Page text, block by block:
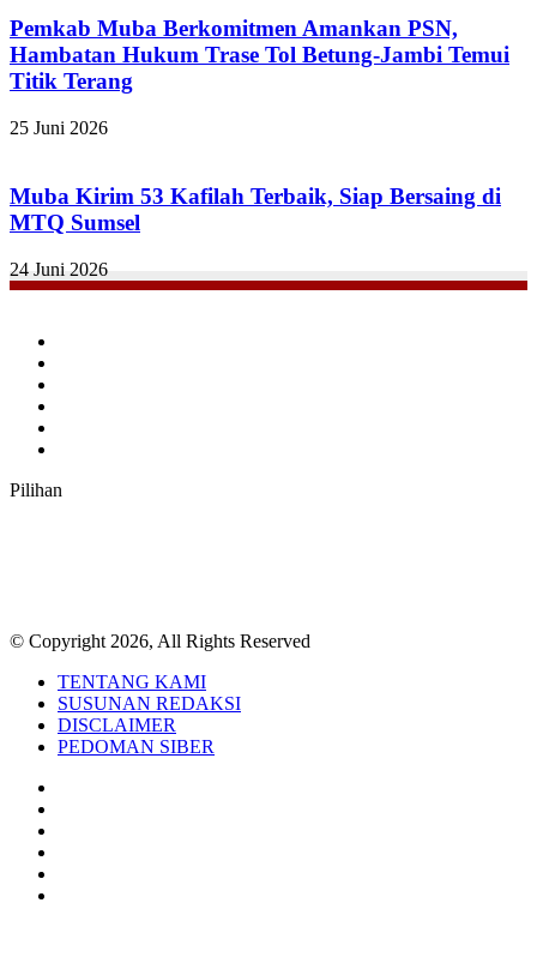
Pemkab Muba Berkomitmen Amankan PSN,
Hambatan Hukum Trase Tol Betung-Jambi Temui
Titik Terang
25 Juni 2026
Muba Kirim 53 Kafilah Terbaik, Siap Bersaing di
MTQ Sumsel
24 Juni 2026
Pilihan
© Copyright 2026, All Rights Reserved
TENTANG KAMI
SUSUNAN REDAKSI
DISCLAIMER
PEDOMAN SIBER